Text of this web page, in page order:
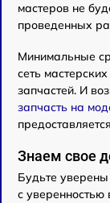
мастеров не
проведенных
Минимальные
сеть
запчастей. И
запчасть на
Знаем свое
Будьте
с уверенностью